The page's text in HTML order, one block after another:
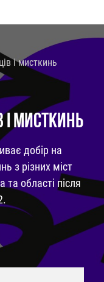
і мисткинь
І МИСТКИНЬ
добір на
з різних міст
та області після